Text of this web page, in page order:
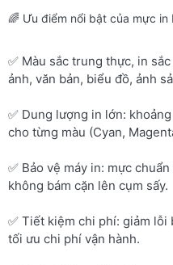
🌈 Ưu điểm nổi bật của mực in
✅ Màu sắc trung thực, in
ảnh, văn bản, biểu đồ, ảnh
✅ Dung lượng in lớn:
cho từng màu (Cyan,
✅ Bảo vệ máy in: mực
không bám cặn lên cụm sấy.
✅ Tiết kiệm chi phí: giảm
tối ưu chi phí vận hành.